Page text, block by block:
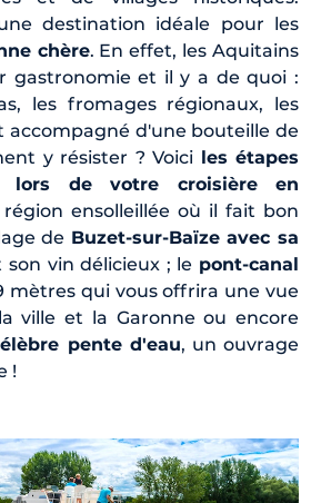
destination idéale pour les
chère. En effet, les Aquitains
gastronomie et il y a de quoi :
les fromages régionaux, les
accompagné d'une bouteille de
y résister ? Voici les étapes
lors de votre croisière en
ensolleillée où il fait bon
de Buzet-sur-Baïze avec sa
vin délicieux ; le pont-canal
mètres qui vous offrira une vue
ville et la Garonne ou encore
pente d'eau, un ouvrage
!